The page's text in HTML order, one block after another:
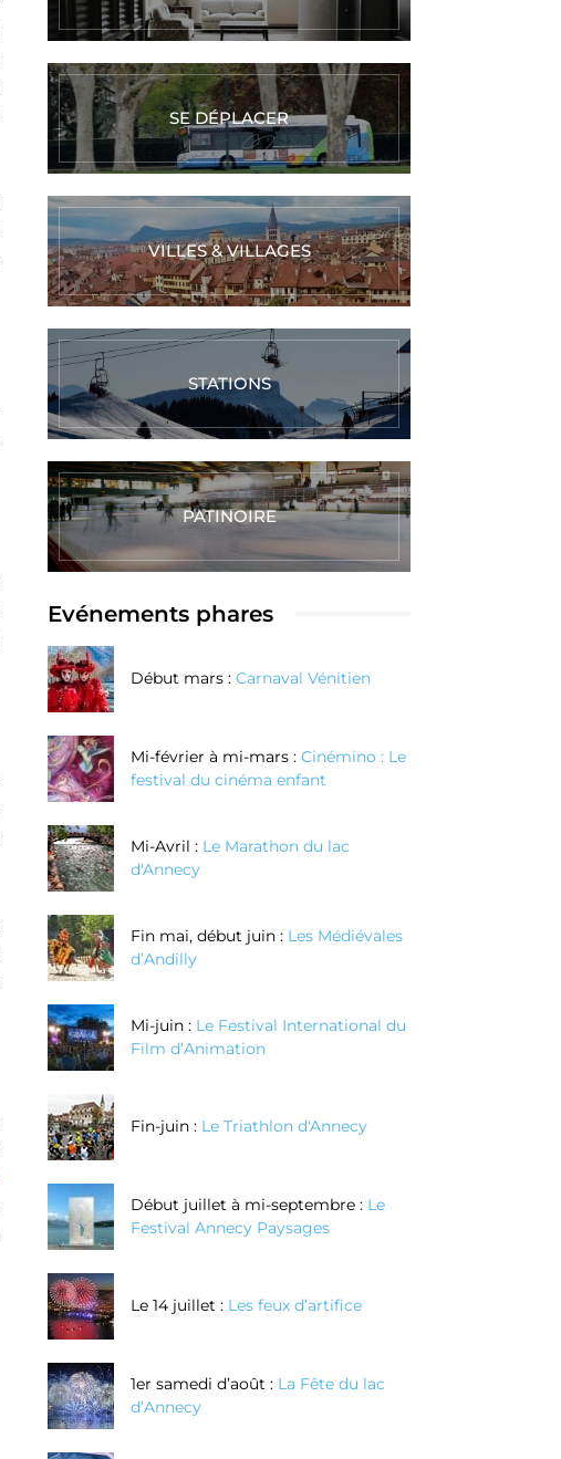
Réalisez vos
SE DÉPLACER
VILLES & VILLAGES
STATIONS
PATINOIRE
Evénements phares
Début mars : Carnaval Vénitien
Mi-février à mi-mars : Cinémino : Le
festival du cinéma enfant
Mi-Avril : Le Marathon du lac
d'Annecy
Fin mai, début juin : Les Médiévales
d’Andilly
Mi-juin : Le Festival International du
Film d’Animation
Fin-juin : Le Triathlon d'Annecy
Début juillet à mi-septembre : Le
Festival Annecy Paysages
Le 14 juillet : Les feux d’artifice
1er samedi d’août : La Fête du lac
d’Annecy